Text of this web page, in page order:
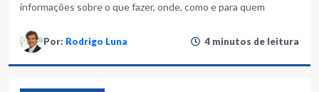
informações sobre o que fazer, onde, como e para quem
Por: Rodrigo Luna 4 minutos de leitura